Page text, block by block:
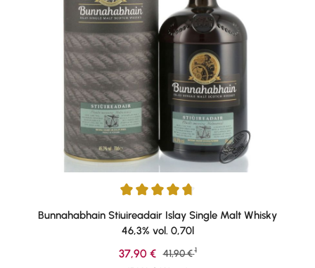
Durchschnittliche Bewertung von 4.77 von 5 Sternen
Bunnahabhain Stiuireadair Islay Single Malt Whisky
46,3% vol. 0,70l
Verkaufspreis:
37,90 € Regulärer Preis:
41,90 € 1